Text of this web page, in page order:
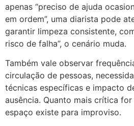
apenas “preciso de ajuda
em ordem”, uma diarista pode
garantir limpeza consistente,
risco de falha”, o cenário muda.
Também vale observar
circulação de pessoas,
técnicas específicas e impacto
ausência. Quanto mais crítica
espaço existe para improviso.